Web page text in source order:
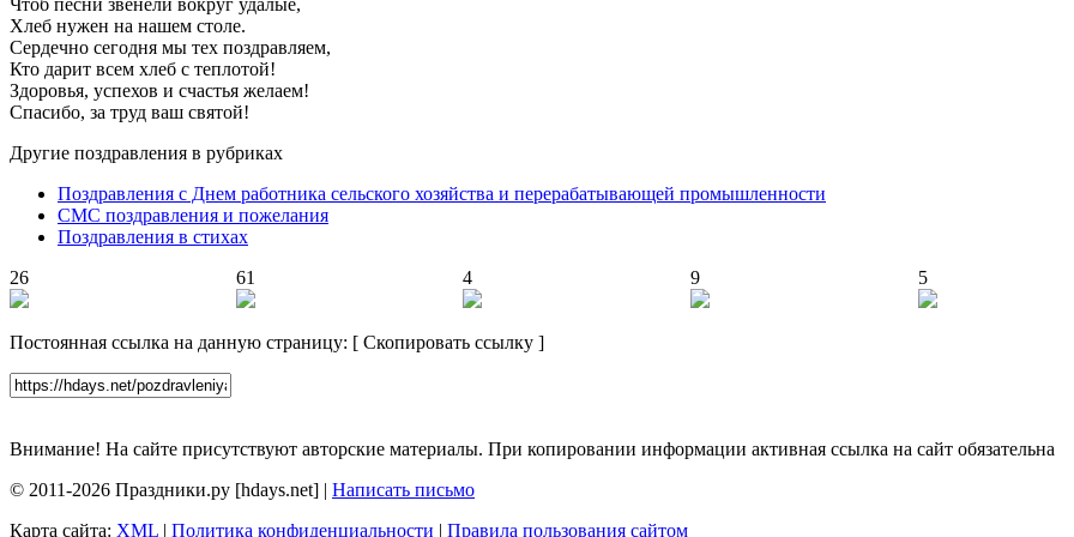
Чтоб песни звенели вокруг удалые,
Хлеб нужен на нашем столе.
Сердечно сегодня мы тех поздравляем,
Кто дарит всем хлеб с теплотой!
Здоровья, успехов и счастья желаем!
Спасибо, за труд ваш святой!
Другие поздравления в рубриках
Поздравления с Днем работника сельского хозяйства и перерабатывающей промышленности
СМС поздравления и пожелания
Поздравления в стихах
26
61 4 9 5
Постоянная ссылка на данную страницу: [ Скопировать ссылку ]
Внимание! На сайте присутствуют авторские материалы. При копировании информации активная ссылка на сайт обязательна
© 2011-2026 Праздники.ру [hdays.net] | Написать письмо
Карта сайта: XML | Политика конфиденциальности | Правила пользования сайтом